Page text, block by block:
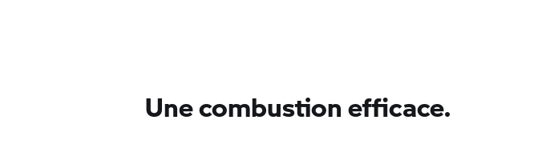
Une combustion efficace.